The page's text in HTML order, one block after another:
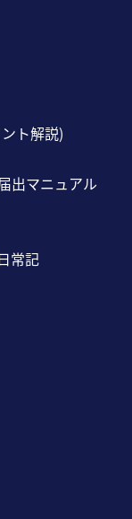
ト解説)
出マニュアル
常記